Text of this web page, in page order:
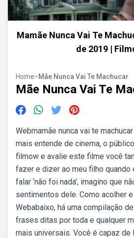
Mamãe Nunca Vai Te
de 2019 |
Home>Mãe Nunca Vai Te Machucar
Mãe Nunca Vai Te
Webmamãe nunca vai te
mais entende de cinema, o
filmow e avalie este filme você
fazer e dizer ao meu filho quando
falar ‘não foi nada’, imagino que
sentimentos dele. Como acolher
Webabaixo, há uma compilação
frases ditas por toda e qualquer
mais universais. Você é capaz de